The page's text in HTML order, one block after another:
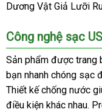
Vật
Lưỡi
Rung
Sạc
Điện
Kích
Thích
Dương Vật Giả Lưỡi
Công nghệ sạc
Sản phẩm được trang
bạn nhanh chóng sạc
Thiết kế chống nước
điều kiện khác nhau.